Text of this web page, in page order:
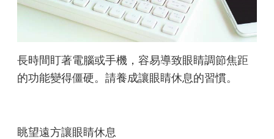
長時間盯著電腦或手機，容易導致眼睛調節焦距
的功能變得僵硬。請養成讓眼睛休息的習慣。
眺望遠方讓眼睛休息